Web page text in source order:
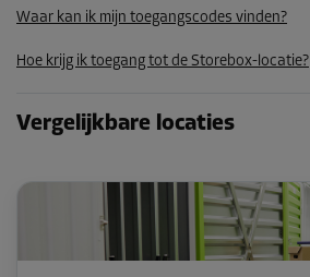
-10%
124,00 EUR/maand
Oppervlak: 1,4 m²
Inhoud: 3,7 m³
L:1,72m B:0,8m H:2,7m
Waar kan ik mijn toegangscodes vinden?
Hoe krijg ik toegang tot de Storebox-locatie?
Vergelijkbare locaties